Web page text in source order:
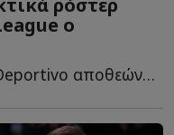
ρόστερ
ο
Το ισπανικό Μέσο, Mundo Deportivo αποθεώνει το ρόστερ του «...